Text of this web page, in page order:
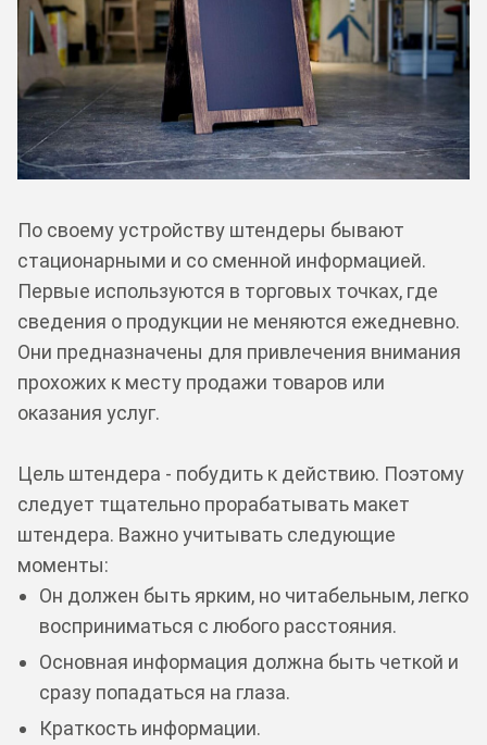
По своему устройству штендеры бывают
стационарными и со сменной информацией.
Первые используются в торговых точках, где
сведения о продукции не меняются ежедневно.
Они предназначены для привлечения внимания
прохожих к месту продажи товаров или
оказания услуг.
Цель штендера - побудить к действию. Поэтому
следует тщательно прорабатывать макет
штендера. Важно учитывать следующие
моменты:
Он должен быть ярким, но читабельным, легко
восприниматься с любого расстояния.
Основная информация должна быть четкой и
сразу попадаться на глаза.
Краткость информации.